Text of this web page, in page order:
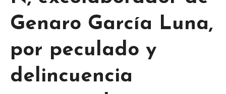
Genaro García Luna,
por peculado y
delincuencia